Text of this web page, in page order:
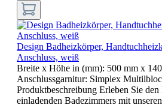
Design Badheizkörper,
Anschluss, weiß
Breite x Höhe in (mm): 500 mm x
Anschlussgarnitur: Simplex
Produktbeschreibung Erleben Sie
einladenden Badezimmers mit